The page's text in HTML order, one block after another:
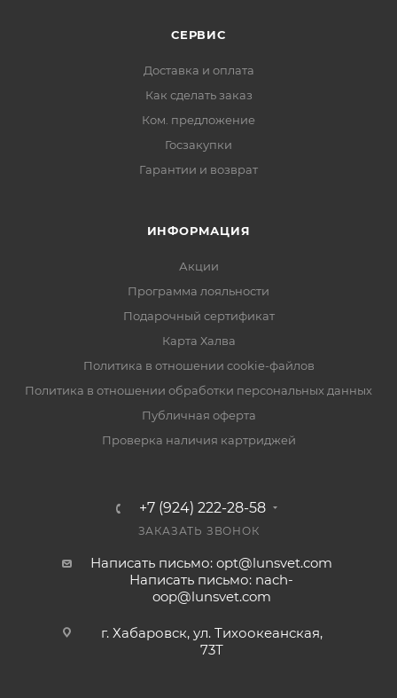
СЕРВИС
Доставка и оплата
Как сделать заказ
Ком. предложение
Госзакупки
Гарантии и возврат
ИНФОРМАЦИЯ
Акции
Программа лояльности
Подарочный сертификат
Карта Халва
Политика в отношении cookie-файлов
Политика в отношении обработки персональных данных
Публичная оферта
Проверка наличия картриджей
+7 (924) 222-28-58
ЗАКАЗАТЬ ЗВОНОК
Написать письмо: opt@lunsvet.com
Написать письмо: nach-
oop@lunsvet.com
г. Хабаровск, ул. Тихоокеанская,
73Т